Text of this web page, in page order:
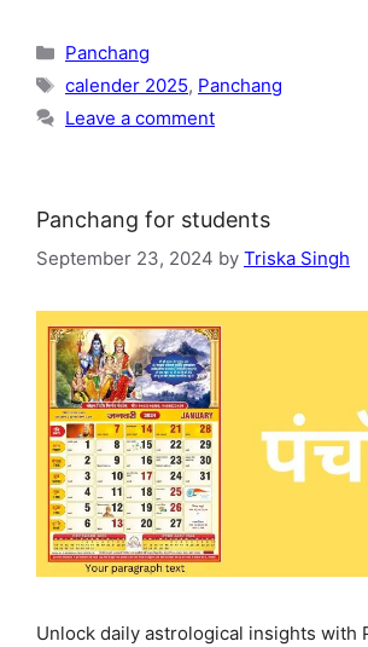
Categories
Panchang
Tags
calender 2025, Panchang
Leave a comment
Panchang for students
September 23, 2024 by Triska Singh
Unlock daily astrological insights with